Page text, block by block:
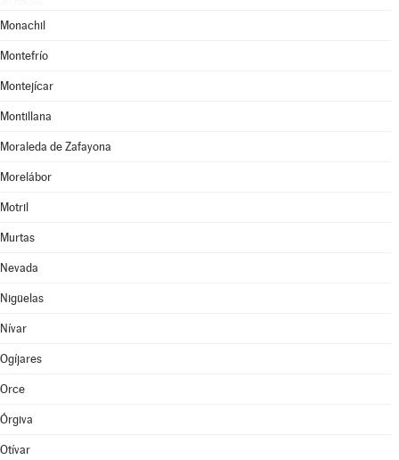
Monachil
Montefrío
Montejícar
Montillana
Moraleda de Zafayona
Morelábor
Motril
Murtas
Nevada
Nigüelas
Nívar
Ogíjares
Orce
Órgiva
Otívar